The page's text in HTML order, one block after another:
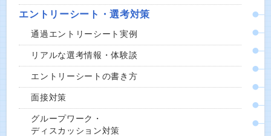
エントリーシート・選考対策
通過エントリーシート実例
リアルな選考情報・体験談
エントリーシートの書き方
面接対策
グループワーク・
ディスカッション対策